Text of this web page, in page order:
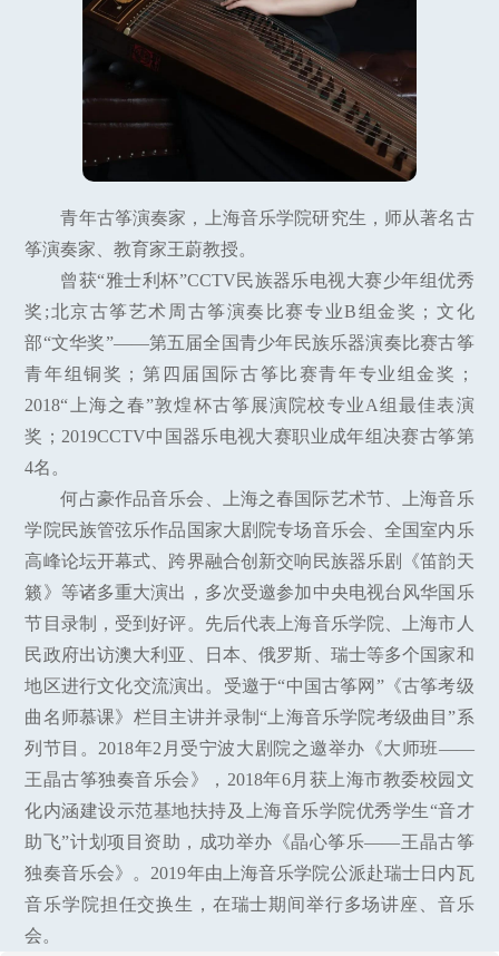
青年古筝演奏家，上海音乐学院研究生，师从著名古
筝演奏家、教育家王蔚教授。
曾获“雅士利杯”CCTV民族器乐电视大赛少年组优秀
奖;北京古筝艺术周古筝演奏比赛专业B组金奖；文化
部“文华奖”——第五届全国青少年民族乐器演奏比赛古筝
青年组铜奖；第四届国际古筝比赛青年专业组金奖；
2018“上海之春”敦煌杯古筝展演院校专业A组最佳表演
奖；2019CCTV中国器乐电视大赛职业成年组决赛古筝第
4名。
何占豪作品音乐会、上海之春国际艺术节、上海音乐
学院民族管弦乐作品国家大剧院专场音乐会、全国室内乐
高峰论坛开幕式、跨界融合创新交响民族器乐剧《笛韵天
籁》等诸多重大演出，多次受邀参加中央电视台风华国乐
节目录制，受到好评。先后代表上海音乐学院、上海市人
民政府出访澳大利亚、日本、俄罗斯、瑞士等多个国家和
地区进行文化交流演出。受邀于“中国古筝网”《古筝考级
曲名师慕课》栏目主讲并录制“上海音乐学院考级曲目”系
列节目。2018年2月受宁波大剧院之邀举办《大师班——
王晶古筝独奏音乐会》，2018年6月获上海市教委校园文
化内涵建设示范基地扶持及上海音乐学院优秀学生“音才
助飞”计划项目资助，成功举办《晶心筝乐——王晶古筝
独奏音乐会》。2019年由上海音乐学院公派赴瑞士日内瓦
音乐学院担任交换生，在瑞士期间举行多场讲座、音乐
会。